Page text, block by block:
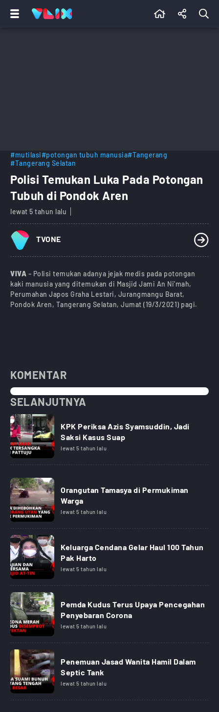
#mutilasi#potongan tubuh manusia#Tangerang
#Tangerang Selatan
Polisi Temukan Luka Pada Potongan
Tubuh di Pondok Aren
lewat 5 tahun lalu
TVONE
VIVA – Polisi temukan adanya jejak medis pada potongan
kaki manusia yang ditemukan di Masjid Jami An Ni'mah,
Perumahan Japos Graha Lestari, Jurangmangu Barat,
Pondok Aren, Tangerang Selatan, Jumat (19/3/2021) pagi.
KOMENTAR
SELANJUTNYA
KPK Periksa Azis Syamsuddin, Jadi
Saksi Kasus Suap
lewat 5 tahun lalu
Orangutan Tamasya di Permukiman
Warga
lewat 5 tahun lalu
Keluarga Cendana Gelar Haul 100 Tahun
Pak Harto
lewat 5 tahun lalu
Pemda Kudus Terus Upaya Pencegahan
Penyebaran Corona
lewat 5 tahun lalu
Penemuan Jasad Wanita Hamil Dalam
Septic Tank
lewat 5 tahun lalu